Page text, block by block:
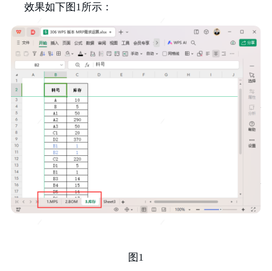
效果如下图1所示：
图1